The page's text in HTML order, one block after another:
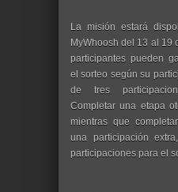
La misión estará
MyWhoosh del 13 al 19
participantes pueden
el sorteo según su
de tres
Completar una etapa
mientras que
una participación
participaciones para el